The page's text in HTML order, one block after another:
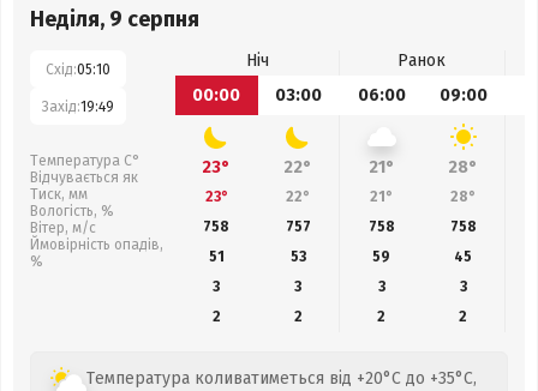
Неділя, 9 серпня
Схід:05:10
Захід:19:49
Температура С°
Відчувається як
Тиск, мм
Вологість, %
Вітер, м/с
Ймовірність опадів,
%
Ніч
Ранок
00:00
03:00 06:00 09:00
23° 22° 21° 28°
23° 22° 21° 28°
758
757 758 758
51
53 59
45
3
3 3
3
2
2 2 2
Температура коливатиметься від +20°C до +35°C,